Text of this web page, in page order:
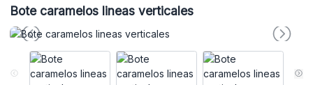
Bote caramelos lineas verticales